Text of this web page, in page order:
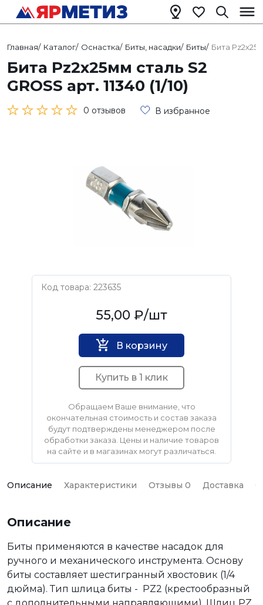
Главная/ Каталог/ Оснастка/ Биты, насадки/ Биты/ Бита
Бита Pz2х25мм сталь S2
GROSS арт. 11340 (1/10)
0 отзывов В избранное
Код товара: 223635
55,00 ₽/шт
В корзину
Купить в 1 клик
Обращаем Ваше внимание, что
окончательная стоимость и состав заказа
будут подтверждены менеджером после
обработки заказа. Цены и наличие товаров
на сайте и в магазинах могут различаться.
Описание Характеристики Отзывы 0 Доставка
Описание
Биты применяются в качестве насадок для
ручного и механического инструмента. Основу
биты составляет шестигранный хвостовик (1/4
дюйма). Тип шлица биты - PZ2 (крестообразный